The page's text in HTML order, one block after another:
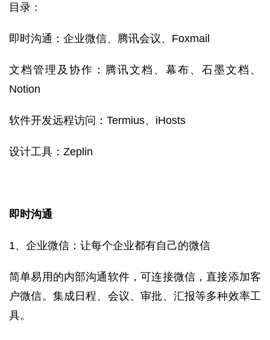
目录：
即时沟通：企业微信、腾讯会议、Foxmail
文档管理及协作：腾讯文档、幕布、石墨文档、
Notion
软件开发远程访问：Termius、iHosts
设计工具：Zeplin
即时沟通
1、企业微信： 让每个企业都有自己的微信
简单易用的内部沟通软件，可连接微信，直接添加客
户微信。集成日程、会议、审批、汇报等多种效率工
具。